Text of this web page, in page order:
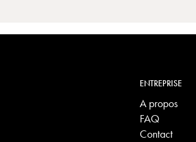
ENTREPRISE
A propos
FAQ
Contact